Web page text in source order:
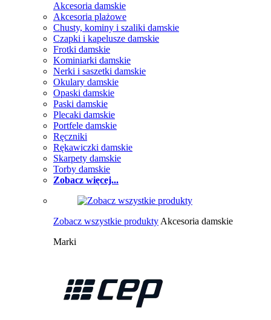
Akcesoria damskie
Akcesoria plażowe
Chusty, kominy i szaliki damskie
Czapki i kapelusze damskie
Frotki damskie
Kominiarki damskie
Nerki i saszetki damskie
Okulary damskie
Opaski damskie
Paski damskie
Plecaki damskie
Portfele damskie
Ręczniki
Rękawiczki damskie
Skarpety damskie
Torby damskie
Zobacz więcej...
Zobacz wszystkie produkty Akcesoria damskie
Marki